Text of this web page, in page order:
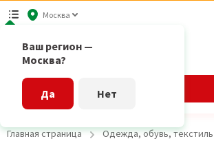
Москва
Ваш регион —
Москва?
Да Нет
Главная страница Одежда, обувь, текстиль